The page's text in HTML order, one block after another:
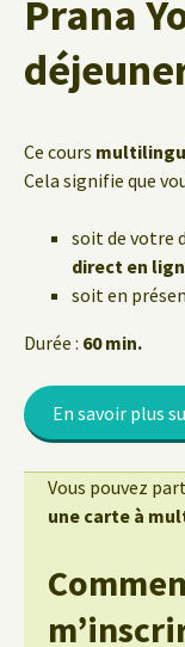
Prana
Ce cours
Cela signifie que
soit de votre
direct en
soit en
Durée : 60 min.
En savoir plus
Vous pouvez
une carte à